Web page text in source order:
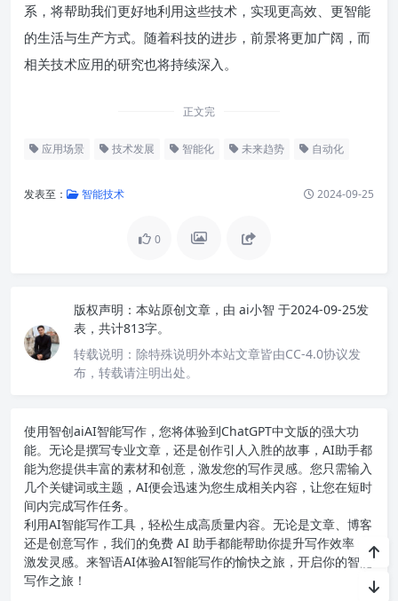
系，将帮助我们更好地利用这些技术，实现更高效、更智能
的生活与生产方式。随着科技的进步，前景将更加广阔，而
相关技术应用的研究也将持续深入。
正文完
应用场景 技术发展 智能化 未来趋势 自动化
发表至： 智能技术 2024-09-25
0
版权声明： 本站原创文章，由 ai小智 于2024-09-25发
表，共计813字。
转载说明： 除特殊说明外本站文章皆由CC-4.0协议发
布，转载请注明出处。
使用智创aiAI智能写作 ，您将体验到ChatGPT中文版的强大功
能。无论是撰写专业文章，还是创作引人入胜的故事，AI助手都
能为您提供丰富的素材和创意，激发您的写作灵感。您只需输入
几个关键词或主题，AI便会迅速为您生成相关内容，让您在短时
间内完成写作任务。
利用AI智能写作工具，轻松生成高质量内容。无论是文章、博客
还是创意写作，我们的免费 AI 助手都能帮助你提升写作效率，
激发灵感。来智语AI体验AI智能写作的愉快之旅，开启你的智能
写作之旅！